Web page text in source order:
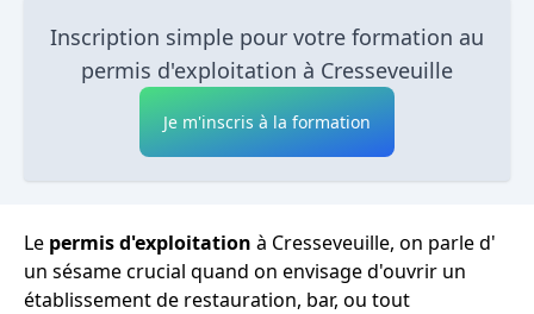
Inscription simple pour votre formation au
permis d'exploitation à Cresseveuille
Je m'inscris à la formation
Le permis d'exploitation à Cresseveuille, on parle d'
un sésame crucial quand on envisage d'ouvrir un
établissement de restauration, bar, ou tout